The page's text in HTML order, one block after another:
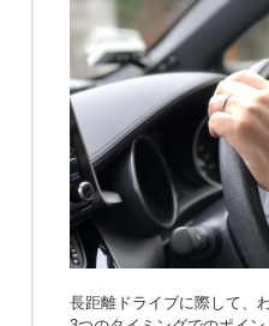
長距離ドライブに際して、